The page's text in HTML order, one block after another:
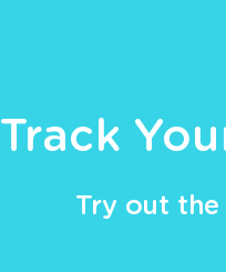
Track
Try out the